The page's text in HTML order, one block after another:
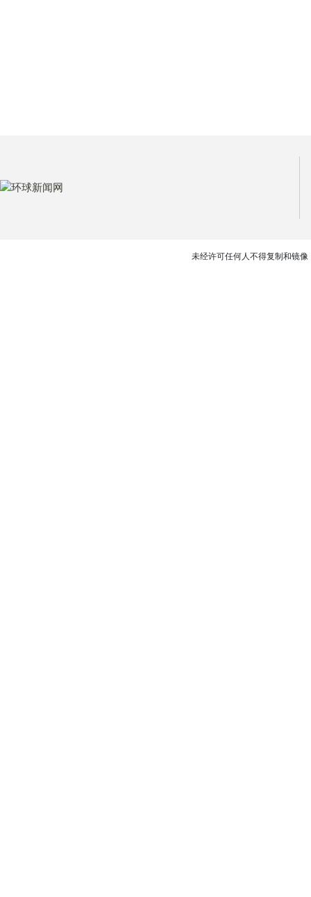
未经许可任何人不得复制和镜